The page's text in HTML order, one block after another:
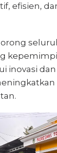
efisien,
inovasi